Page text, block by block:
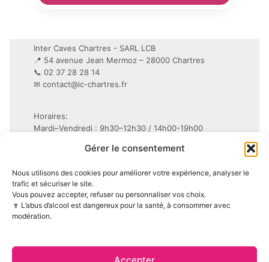
Gérer le consentement
Nous utilisons des cookies pour améliorer votre expérience, analyser le
trafic et sécuriser le site.
Vous pouvez accepter, refuser ou personnaliser vos choix.
🍷 L’abus d’alcool est dangereux pour la santé, à consommer avec
modération.
Accepter
Inter Caves Chartres - SARL LCB
📍 54 avenue Jean Mermoz – 28000 Chartres
📞 02 37 28 28 14
✉ contact@ic-chartres.fr
Horaires:
Mardi–Vendredi : 9h30–12h30 / 14h00-19h00
Conditions Générales de Vente (CGV)
Mentions légales
Politique de confidentialité (RGPD)
Politique de cookies (UE)